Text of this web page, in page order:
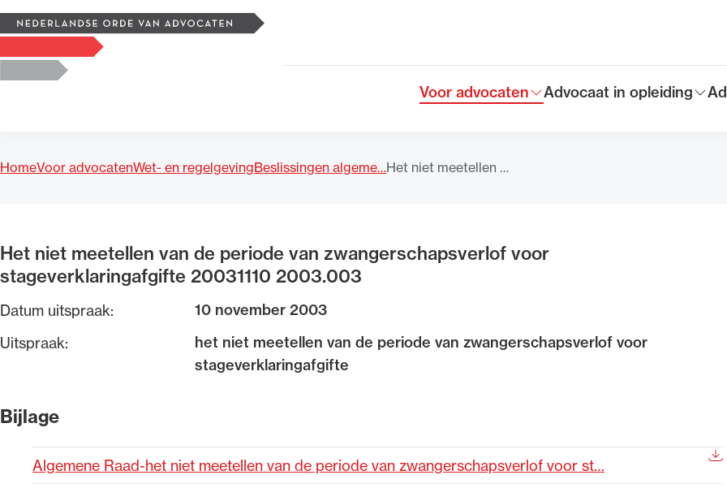
Logo, to the homepage
Toon submenu voor
Voor advocaten
Toon submenu voor
Advocaat in opleiding
HomeVoor advocatenWet- en regelgevingBeslissingen algeme…Het niet meetellen …
Het niet meetellen van de periode van zwangerschapsverlof voor
stageverklaringafgifte 20031110 2003.003
Datum uitspraak: 10 november 2003
Uitspraak:
het niet meetellen van de periode van zwangerschapsverlof voor
stageverklaringafgifte
Bijlage
Algemene Raad-het niet meetellen van de periode van zwangerschapsverlof voor st…
Zoeken
Uitgelicht
(Voda) en de Regeling op de advocatuur (Roda).